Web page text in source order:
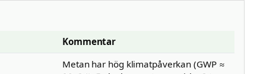
Kommentar
Metan har hög klimatpåverkan (GWP ≈